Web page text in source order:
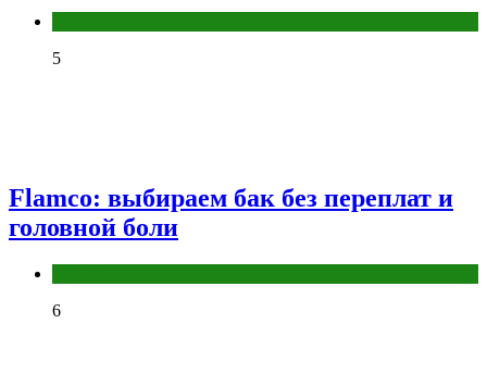
5
Flamco: выбираем бак без переплат и
головной боли
6